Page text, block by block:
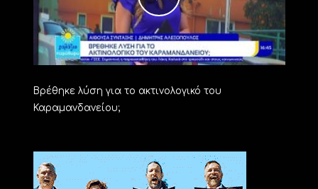
Βρέθηκε λύση για το ακτινολογικό του
Καραμανδανείου;